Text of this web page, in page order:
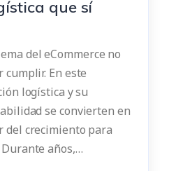
que sí
del eCommerce no
cumplir. En este
logística y su
se convierten en
del crecimiento para
años,…